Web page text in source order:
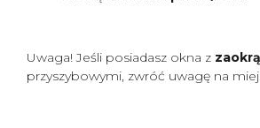
Uwaga! Jeśli posiadasz okna z
przyszybowymi, zwróć uwagę na